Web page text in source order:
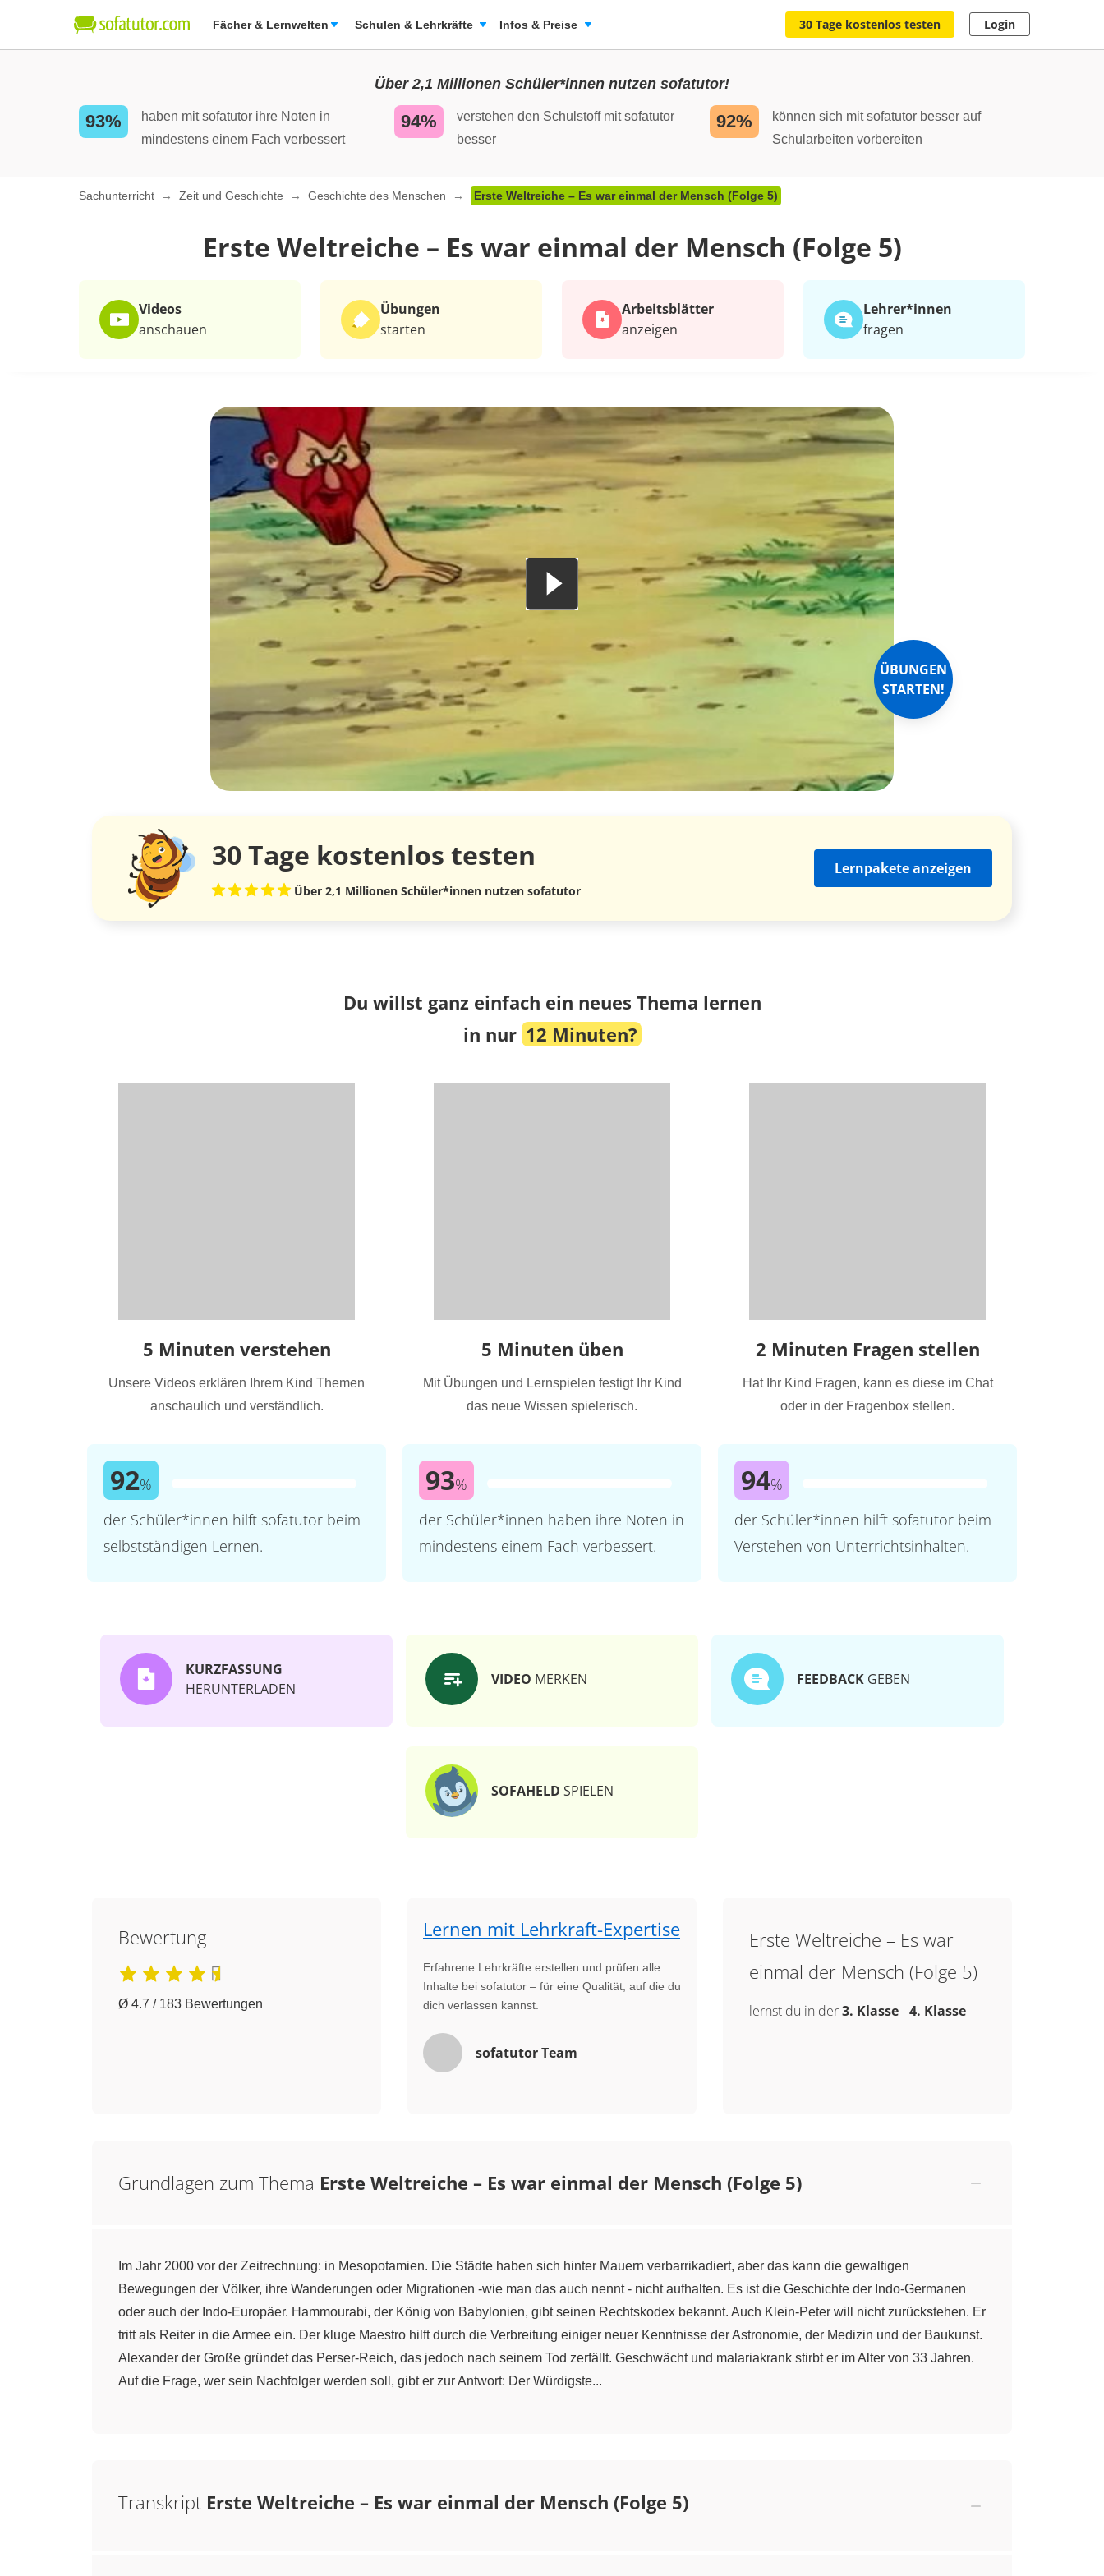
Fächer & Lernwelten Schulen & Lehrkräfte Infos & Preise 30 Tage kostenlos testen Login
Über 2,1 Millionen Schüler*innen nutzen sofatutor!
93%
haben mit sofatutor ihre Noten in
mindestens einem Fach verbessert
94%
verstehen den Schulstoff mit sofatutor
besser
92%
können sich mit sofatutor besser auf
Schularbeiten vorbereiten
Sachunterricht Zeit und Geschichte Geschichte des Menschen Erste Weltreiche – Es war einmal der Mensch (Folge 5)
Erste Weltreiche – Es war einmal der Mensch (Folge 5)
Videos
anschauen
Übungen
starten
Arbeits­blätter
anzeigen
Lehrer*​innen
fragen
ÜBUNGEN
STARTEN!
30 Tage kostenlos testen
Über 2,1 Millionen Schüler*innen nutzen sofatutor
Lernpakete anzeigen
Du willst ganz einfach ein neues Thema lernen
in nur 12 Minuten?
5 Minuten verstehen
Unsere Videos erklären Ihrem Kind Themen
anschaulich und verständlich.
92%
der Schüler*innen hilft sofatutor beim
selbstständigen Lernen.
5 Minuten üben
Mit Übungen und Lernspielen festigt Ihr Kind
das neue Wissen spielerisch.
93%
der Schüler*innen haben ihre Noten in
mindestens einem Fach verbessert.
2 Minuten Fragen stellen
Hat Ihr Kind Fragen, kann es diese im Chat
oder in der Fragenbox stellen.
94%
der Schüler*innen hilft sofatutor beim
Verstehen von Unterrichtsinhalten.
KURZFASSUNG
HERUNTERLADEN
VIDEO MERKEN FEEDBACK GEBEN
SOFAHELD SPIELEN
Bewertung
Ø 4.7 / 183 Bewertungen
Lernen mit Lehrkraft-Expertise
Erfahrene Lehrkräfte erstellen und prüfen alle
Inhalte bei sofatutor – für eine Qualität, auf die du
dich verlassen kannst.
sofatutor Team
Erste Weltreiche – Es war
einmal der Mensch (Folge 5)
lernst du in der3. Klasse-4. Klasse
Grundlagen zum Thema Erste Weltreiche – Es war einmal der Mensch (Folge 5)
Im Jahr 2000 vor der Zeitrechnung: in Mesopotamien. Die Städte haben sich hinter Mauern verbarrikadiert, aber das kann die gewaltigen
Bewegungen der Völker, ihre Wanderungen oder Migrationen -wie man das auch nennt - nicht aufhalten. Es ist die Geschichte der Indo-Germanen
oder auch der Indo-Europäer. Hammourabi, der König von Babylonien, gibt seinen Rechtskodex bekannt. Auch Klein-Peter will nicht zurückstehen. Er
tritt als Reiter in die Armee ein. Der kluge Maestro hilft durch die Verbreitung einiger neuer Kenntnisse der Astronomie, der Medizin und der Baukunst.
Alexander der Große gründet das Perser-Reich, das jedoch nach seinem Tod zerfällt. Geschwächt und malariakrank stirbt er im Alter von 33 Jahren.
Auf die Frage, wer sein Nachfolger werden soll, gibt er zur Antwort: Der Würdigste...
Transkript Erste Weltreiche – Es war einmal der Mensch (Folge 5)